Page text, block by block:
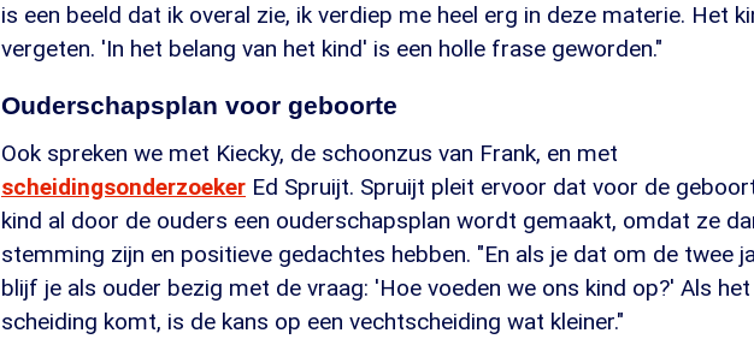
is een beeld dat ik overal zie, ik verdiep me heel erg in deze materie. Het
vergeten. 'In het belang van het kind' is een holle frase geworden."
Ouderschapsplan voor geboorte
Ook spreken we met Kiecky, de schoonzus van Frank, en met
scheidingsonderzoeker Ed Spruijt. Spruijt pleit ervoor dat voor de
kind al door de ouders een ouderschapsplan wordt gemaakt, omdat ze
stemming zijn en positieve gedachtes hebben. "En als je dat om de twee
blijf je als ouder bezig met de vraag: 'Hoe voeden we ons kind op?' Als
scheiding komt, is de kans op een vechtscheiding wat kleiner."